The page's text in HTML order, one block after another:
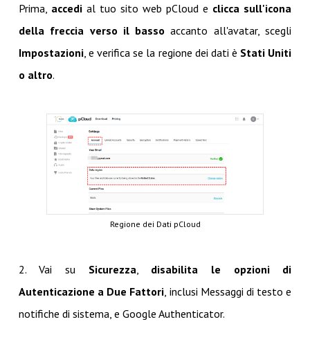
Prima, accedial tuo sito web pCloud e clicca sull'icona
della freccia verso il basso accanto all'avatar, scegli
Impostazioni, e verifica se la regione dei dati è Stati Uniti
o altro.
Regione dei Dati pCloud
2. Vai su Sicurezza
disabilita le opzioni di
Autenticazione a Due Fattori , inclusi Messaggi di testo e
notifiche di sistema, e Google Authenticator.